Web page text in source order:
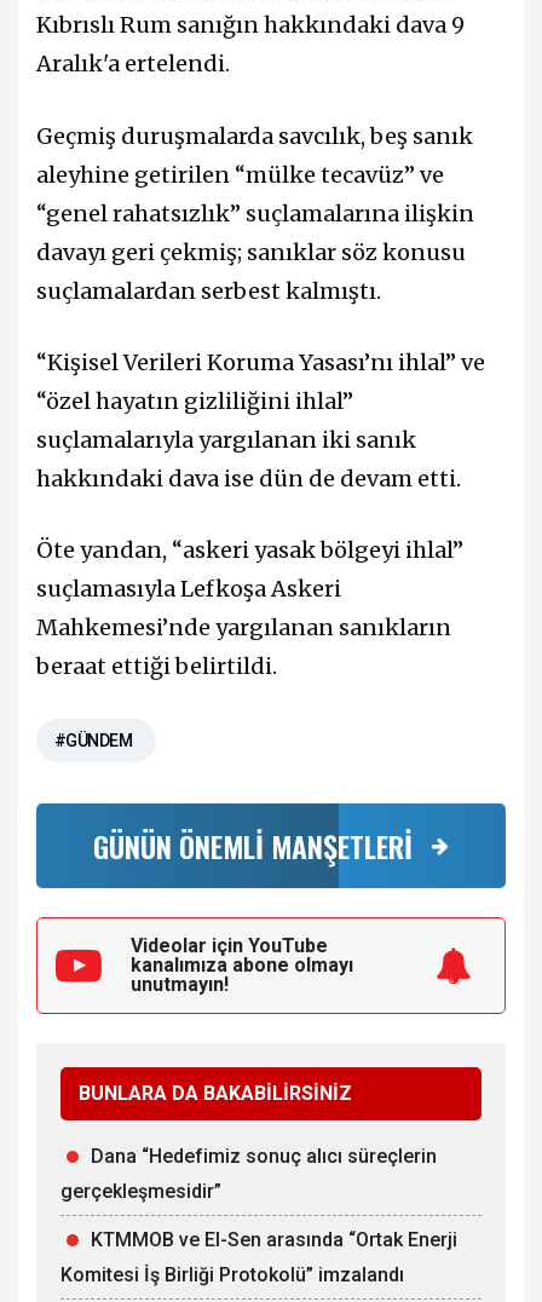
Kıbrıslı Rum sanığın hakkındaki dava 9
Aralık'a ertelendi.
Geçmiş duruşmalarda savcılık, beş sanık
aleyhine getirilen “mülke tecavüz” ve
“genel rahatsızlık” suçlamalarına ilişkin
davayı geri çekmiş; sanıklar söz konusu
suçlamalardan serbest kalmıştı.
“Kişisel Verileri Koruma Yasası’nı ihlal” ve
“özel hayatın gizliliğini ihlal”
suçlamalarıyla yargılanan iki sanık
hakkındaki dava ise dün de devam etti.
Öte yandan, “askeri yasak bölgeyi ihlal”
suçlamasıyla Lefkoşa Askeri
Mahkemesi’nde yargılanan sanıkların
beraat ettiği belirtildi.
#GÜNDEM
GÜNÜN ÖNEMLİ MANŞETLERİ
Videolar için YouTube
kanalımıza abone olmayı
unutmayın!
BUNLARA DA BAKABİLİRSİNİZ
Dana “Hedefimiz sonuç alıcı süreçlerin
gerçekleşmesidir”
KTMMOB ve El-Sen arasında “Ortak Enerji
Komitesi İş Birliği Protokolü” imzalandı